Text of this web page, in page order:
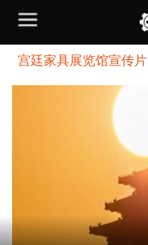
宫廷家具展览馆宣传片